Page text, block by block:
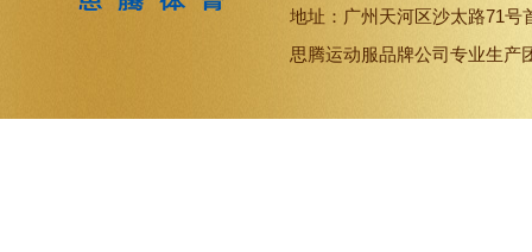
地址：广州天河区沙太路71号
思腾运动服品牌公司专业生产